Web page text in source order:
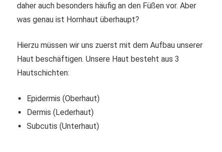
daher auch besonders häufig an den Füßen vor. Aber
was genau ist Hornhaut überhaupt?
Hierzu müssen wir uns zuerst mit dem Aufbau unserer
Haut beschäftigen. Unsere Haut besteht aus 3
Hautschichten:
Epidermis (Oberhaut)
Dermis (Lederhaut)
Subcutis (Unterhaut)